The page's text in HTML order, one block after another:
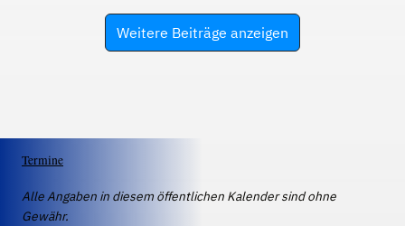
Weitere Beiträge anzeigen
Termine
Alle Angaben in diesem öffentlichen Kalender sind ohne
Gewähr.